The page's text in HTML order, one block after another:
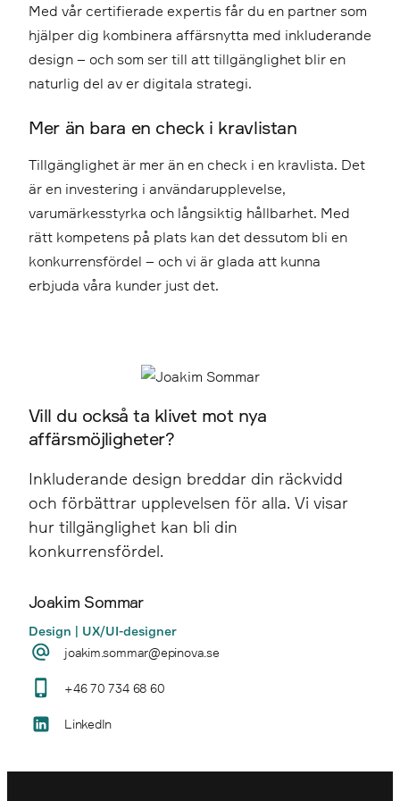
Med vår certifierade expertis får du en partner som
hjälper dig kombinera affärsnytta med inkluderande
design – och som ser till att tillgänglighet blir en
naturlig del av er digitala strategi.
Mer än bara en check i kravlistan
Tillgänglighet är mer än en check i en kravlista. Det
är en investering i användarupplevelse,
varumärkesstyrka och långsiktig hållbarhet. Med
rätt kompetens på plats kan det dessutom bli en
konkurrensfördel – och vi är glada att kunna
erbjuda våra kunder just det.
Joakim Sommar
Design | UX/UI-designer
joakim.sommar@epinova.se
+46 70 734 68 60
LinkedIn
Vill du också ta klivet mot nya
affärsmöjligheter?
Inkluderande design breddar din räckvidd
och förbättrar upplevelsen för alla. Vi visar
hur tillgänglighet kan bli din
konkurrensfördel.